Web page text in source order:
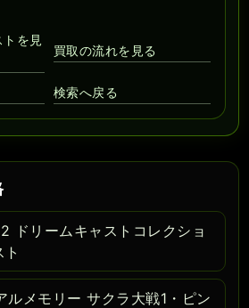
を見
買取の流れを見る
検索へ戻る
ドリームキャストコレクショ
ルメモリー サクラ大戦1・ピン